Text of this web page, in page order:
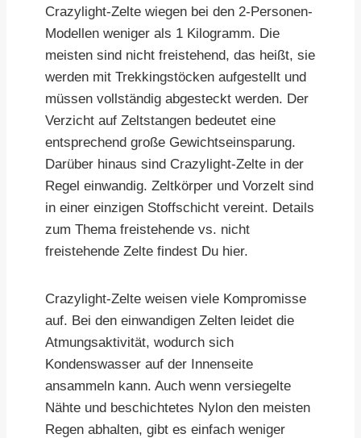
Crazylight-Zelte wiegen bei den 2-Personen-
Modellen weniger als 1 Kilogramm. Die
meisten sind nicht freistehend, das heißt, sie
werden mit Trekkingstöcken aufgestellt und
müssen vollständig abgesteckt werden. Der
Verzicht auf Zeltstangen bedeutet eine
entsprechend große Gewichtseinsparung.
Darüber hinaus sind Crazylight-Zelte in der
Regel einwandig. Zeltkörper und Vorzelt sind
in einer einzigen Stoffschicht vereint. Details
zum Thema freistehende vs. nicht
freistehende Zelte findest Du hier.
Crazylight-Zelte weisen viele Kompromisse
auf. Bei den einwandigen Zelten leidet die
Atmungsaktivität, wodurch sich
Kondenswasser auf der Innenseite
ansammeln kann. Auch wenn versiegelte
Nähte und beschichtetes Nylon den meisten
Regen abhalten, gibt es einfach weniger